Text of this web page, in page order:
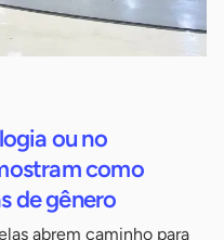
ou no
como
de gênero
abrem caminho para